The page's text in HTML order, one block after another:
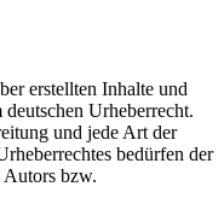
erstellten Inhalte und
Urheberrecht.
und jede Art der
bedürfen der
bzw.